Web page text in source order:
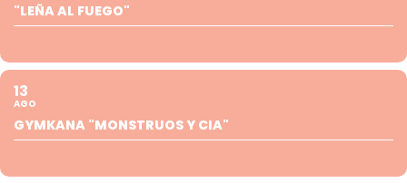
"LEÑA AL FUEGO"
13
AGO
GYMKANA "MONSTRUOS Y CIA"